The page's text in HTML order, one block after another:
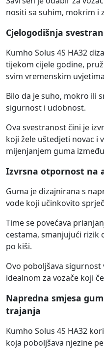
nositi sa suhim, mokrim i
Cjelogodišnja
Kumho Solus 4S HA32
tijekom cijele godine,
svim vremenskim
Bilo da je suho, mokro ili
sigurnost i udobnost.
Ova svestranost čini je
koji žele uštedjeti novac i
mijenjanjem guma
Izvrsna otpornost na
Guma je dizajnirana s
vode koji učinkovito
Time se povećava
cestama, smanjujući
po kiši.
Ovo poboljšava
idealnom za vozače koji
Napredna smjesa
trajanja
Kumho Solus 4S HA32
koja poboljšava njezine